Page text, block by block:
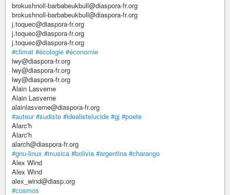
brokushnoll-barbabeukbull@diaspora-fr.org
brokushnoll-barbabeukbull@diaspora-fr.org
j.toquec@diaspora-fr.org
j.toquec@diaspora-fr.org
j.toquec@diaspora-fr.org
#climat #écologie #économie
lwy@diaspora-fr.org
lwy@diaspora-fr.org
lwy@diaspora-fr.org
Alain Lasverne
Alain Lasverne
alainlasverne@diaspora-fr.org
#auteur #sudiste #idealistelucide #gj #poete
Alarc'h
Alarc'h
alarch@diaspora-fr.org
#gnu-linux #musica #bolivia #argentina #charango
Alex Wind
Alex Wind
alex_wind@diasp.org
#cosmos